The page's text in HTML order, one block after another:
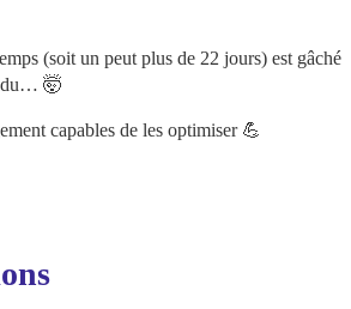
(soit un peut plus de 22 jours) est gâché
🤯
capables de les optimiser 💪